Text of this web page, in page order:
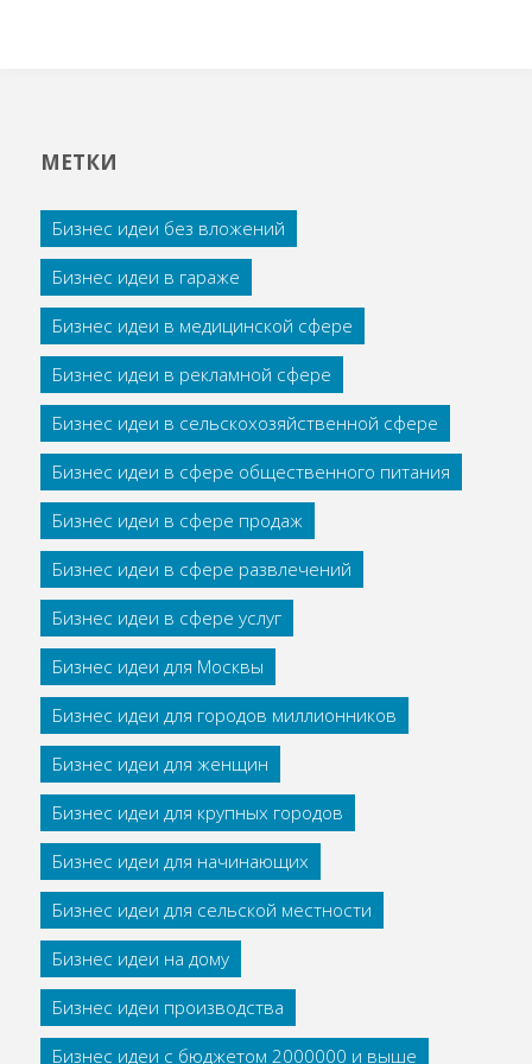
МЕТКИ
Бизнес идеи без вложений
Бизнес идеи в гараже
Бизнес идеи в медицинской сфере
Бизнес идеи в рекламной сфере
Бизнес идеи в сельскохозяйственной сфере
Бизнес идеи в сфере общественного питания
Бизнес идеи в сфере продаж
Бизнес идеи в сфере развлечений
Бизнес идеи в сфере услуг
Бизнес идеи для Москвы
Бизнес идеи для городов миллионников
Бизнес идеи для женщин
Бизнес идеи для крупных городов
Бизнес идеи для начинающих
Бизнес идеи для сельской местности
Бизнес идеи на дому
Бизнес идеи производства
Бизнес идеи с бюджетом 2000000 и выше